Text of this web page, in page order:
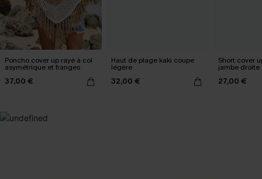
Poncho cover up rayé à col
asymétrique et franges
37,00 €
Haut de plage kaki coupe
légère
32,00 €
Short cover
jambe droite
27,00 €